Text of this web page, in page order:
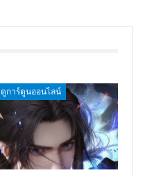
ดูการ์ตูนออนไลน์